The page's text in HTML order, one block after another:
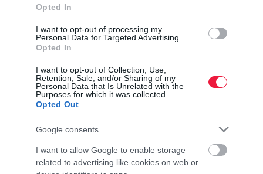
Opted In
I want to opt-out of processing my
Personal Data for Targeted Advertising.
Opted In
I want to opt-out of Collection, Use,
Retention, Sale, and/or Sharing of my
Personal Data that Is Unrelated with the
Purposes for which it was collected.
Opted Out
Google consents
I want to allow Google to enable storage
related to advertising like cookies on web or